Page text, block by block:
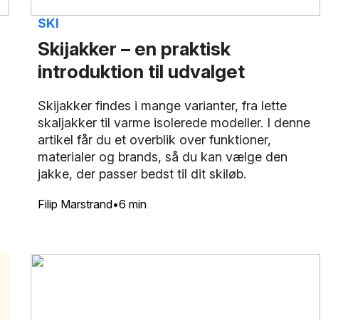
Skijakker – en praktisk
introduktion til udvalget
SKI
6 min
Skijakker findes i mange varianter, fra lette
skaljakker til varme isolerede modeller. I denne
artikel får du et overblik over funktioner,
materialer og brands, så du kan vælge den
jakke, der passer bedst til dit skiløb.
Filip Marstrand